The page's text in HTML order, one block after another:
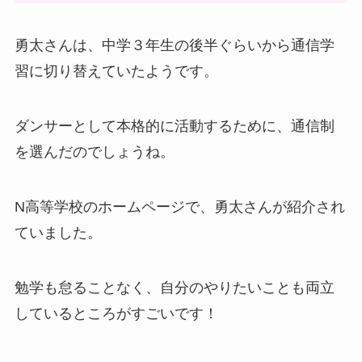
勇太さんは、中学３年生の後半ぐらいから通信学
習に切り替えていたようです。
ダンサーとして本格的に活動するために、通信制
を選んだのでしょうね。
N高等学校のホームページで、勇太さんが紹介され
ていました。
勉学も怠ることなく、自分のやりたいことも両立
しているところがすごいです！